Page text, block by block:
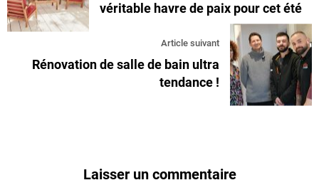
véritable havre de paix pour cet été
Article suivant
Rénovation de salle de bain ultra
tendance !
Laisser un commentaire